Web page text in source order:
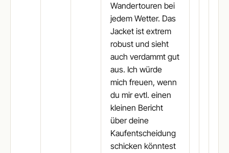
Wandertouren bei
jedem Wetter. Das
Jacket ist extrem
robust und sieht
auch verdammt gut
aus. Ich würde
mich freuen, wenn
du mir evtl. einen
kleinen Bericht
über deine
Kaufentscheidung
schicken könntest